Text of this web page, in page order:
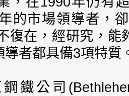
的市場領導者，
復在，經研究，能
導者都具備3項特質
鐵公司